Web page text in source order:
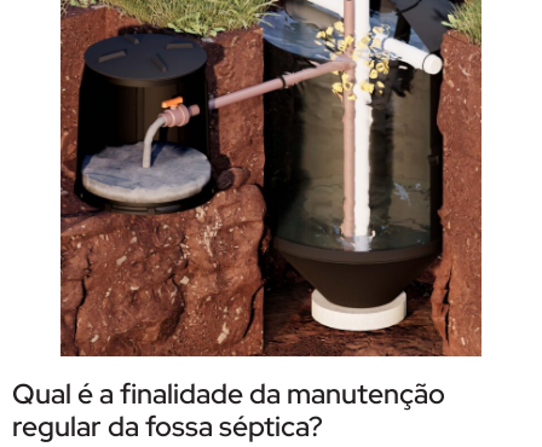
Qual é a finalidade da manutenção
regular da fossa séptica?